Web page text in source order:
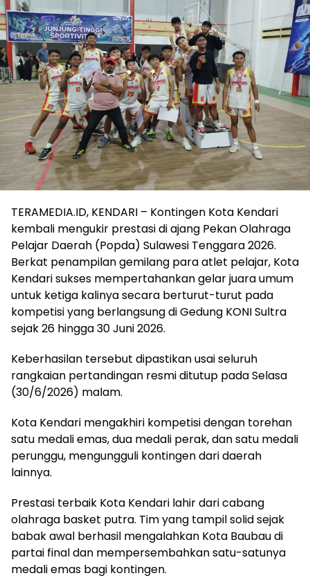
TERAMEDIA.ID, KENDARI – Kontingen Kota Kendari
kembali mengukir prestasi di ajang Pekan Olahraga
Pelajar Daerah (Popda) Sulawesi Tenggara 2026.
Berkat penampilan gemilang para atlet pelajar, Kota
Kendari sukses mempertahankan gelar juara umum
untuk ketiga kalinya secara berturut-turut pada
kompetisi yang berlangsung di Gedung KONI Sultra
sejak 26 hingga 30 Juni 2026.
Keberhasilan tersebut dipastikan usai seluruh
rangkaian pertandingan resmi ditutup pada Selasa
(30/6/2026) malam.
Kota Kendari mengakhiri kompetisi dengan torehan
satu medali emas, dua medali perak, dan satu medali
perunggu, mengungguli kontingen dari daerah
lainnya.
Prestasi terbaik Kota Kendari lahir dari cabang
olahraga basket putra. Tim yang tampil solid sejak
babak awal berhasil mengalahkan Kota Baubau di
partai final dan mempersembahkan satu-satunya
medali emas bagi kontingen.